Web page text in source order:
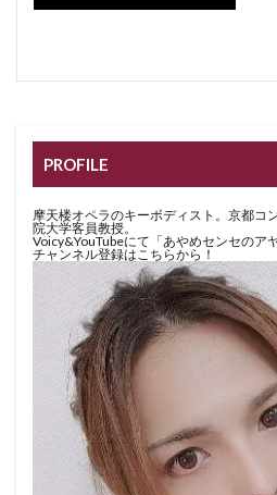
PROFILE
摩天楼オペラのキーボディスト。京都コ
院大学客員教授。
Voicy&YouTubeにて「あやめセンセのア
チャンネル登録はこちらから！